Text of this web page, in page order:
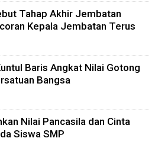
Tahap Akhir Jembatan
Kepala Jembatan Terus
Baris Angkat Nilai Gotong
Bangsa
Nilai Pancasila dan Cinta
Siswa SMP